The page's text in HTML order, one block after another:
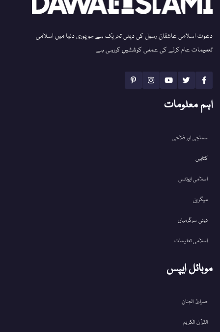
دعوت اسلامی عاشقان رسول کی دینی تحریک ہے جو پوری دنیا میں اسلامی
تعلیمات عام کرنے کی عملی کوششیں کررہی ہے
اہم معلومات
سماجی اور فلاحی
کتابیں
اسلامی ایونٹس
میگزین
دینی سرگرمیاں
اسلامی تعلیمات
موبائل ایپس
صراط الجنان
القرآن الکریم